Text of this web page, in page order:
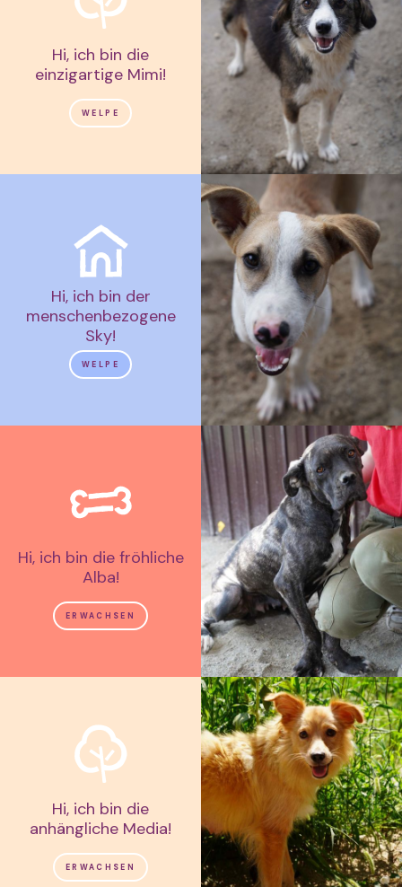
Hi, ich bin die
einzigartige Mimi!
WELPE
Hi, ich bin der
menschenbezogene
Sky!
WELPE
Hi, ich bin die fröhliche
Alba!
ERWACHSEN
Hi, ich bin die
anhängliche Media!
ERWACHSEN